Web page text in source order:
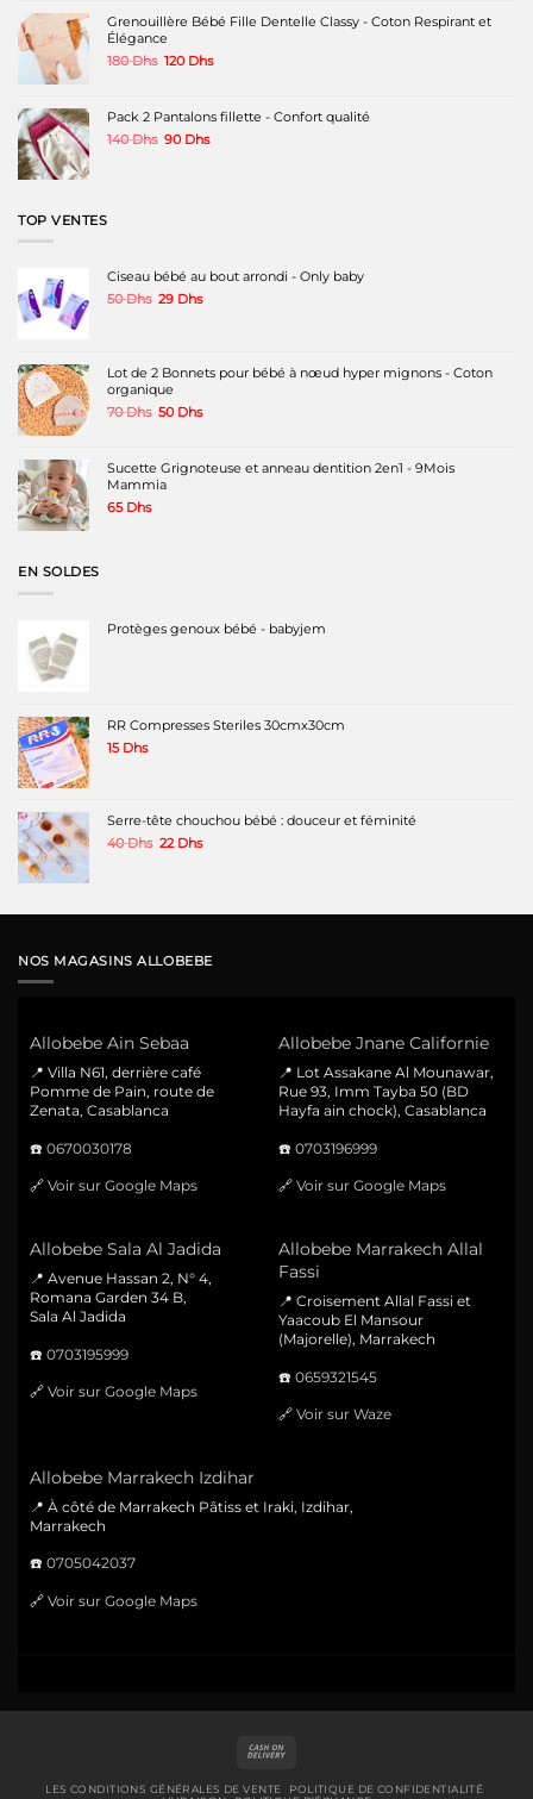
du
produit
du
était :
120 Dhs.
est :
80 Dhs.
Grenouillère Bébé Fille Dentelle Classy - Coton Respirant et
Élégance
180Dhs Le
était :
180 Dhs.
120 DhsLe
est :
120 Dhs.
Pack 2 Pantalons fillette - Confort qualité
140Dhs Le
90 DhsLe
TOP VENTES
Ciseau bébé au bout arrondi - Only baby
50Dhs Le
50 Dhs.
29 DhsLe
Lot de 2 Bonnets pour bébé à nœud hyper mignons - Coton
organique
70Dhs Le
était :
70 Dhs.
50 DhsLe
est :
50 Dhs.
Sucette Grignoteuse et anneau dentition 2en1 - 9Mois
Mammia
65 Dhs
EN SOLDES
Protèges genoux bébé - babyjem
RR Compresses Steriles 30cmx30cm
15 Dhs
Serre-tête chouchou bébé : douceur et féminité
40Dhs Le
22 DhsLe
NOS MAGASINS ALLOBEBE
Allobebe Ain Sebaa
📍 Villa N61, derrière café
Pomme de Pain, route de
Zenata, Casablanca
☎️ 0670030178
🔗 Voir sur Google Maps
Allobebe Jnane Californie
📍 Lot Assakane Al Mounawar,
Rue 93, Imm Tayba 50 (BD
Hayfa ain chock), Casablanca
☎️ 0703196999
🔗 Voir sur Google Maps
Allobebe Sala Al Jadida
📍 Avenue Hassan 2, N° 4,
Romana Garden 34 B,
Sala Al Jadida
☎️ 0703195999
🔗 Voir sur Google Maps
Allobebe Marrakech Allal
Fassi
📍 Croisement Allal Fassi et
Yaacoub El Mansour
(Majorelle), Marrakech
☎️ 0659321545
🔗 Voir sur Waze
Allobebe Marrakech Izdihar
📍 À côté de Marrakech Pâtiss et Iraki, Izdihar,
Marrakech
☎️ 0705042037
🔗 Voir sur Google Maps
Delivery
LES CONDITIONS GÉNÉRALES DE VENTE
POLITIQUE DE CONFIDENTIALITÉ